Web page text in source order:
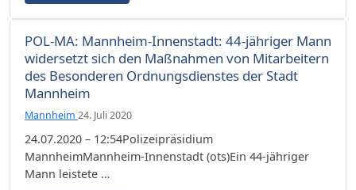
POL-MA: Mannheim-Innenstadt: 44-jähriger Mann
widersetzt sich den Maßnahmen von Mitarbeitern
des Besonderen Ordnungsdienstes der Stadt
Mannheim
Mannheim 24. Juli 2020
24.07.2020 – 12:54Polizeipräsidium
MannheimMannheim-Innenstadt (ots)Ein 44-jähriger
Mann leistete …